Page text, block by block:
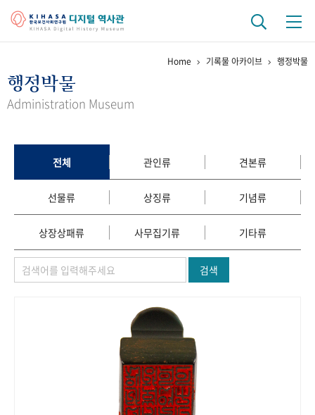
걸어온 길 기관 변천사
정책과 연구 키워드로 보는 연구 역사
연구자들
간행물 변천사
기록물 아카이브
사진 아카이브 문서 기록물 행정박물 영상 기록물
숫자로 보는 50년 50+1
Home 기록물 아카이브 행정박물
행정박물
Administration Museum
전체 관인류 견본류
선물류 상징류 기념류
상장상패류 사무집기류 기타류
검색